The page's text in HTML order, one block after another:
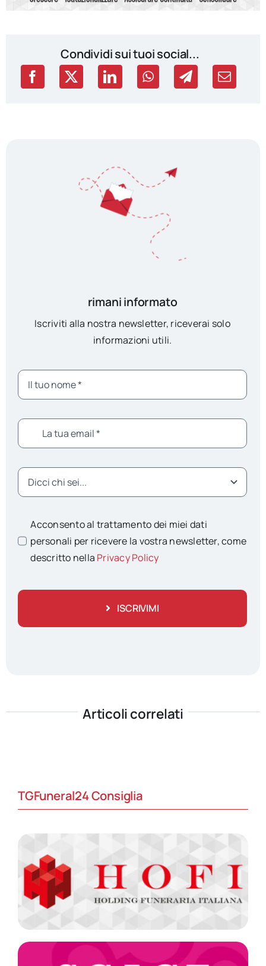
Condividi sui tuoi social...
rimani informato
Iscriviti alla nostra newsletter, riceverai solo
informazioni utili.
Acconsento al trattamento dei miei dati
personali per ricevere la vostra newsletter, come
descritto nella Privacy Policy
ISCRIVIMI
Articoli correlati
TGFuneral24 Consiglia